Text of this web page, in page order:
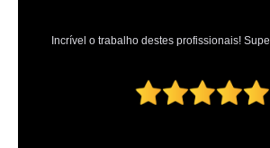
Incrível o trabalho destes profissionais!